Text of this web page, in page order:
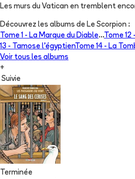
Les murs du Vatican en tremblent
Découvrez les albums de Le Scorpion :
Tome 1 - La Marque du Diable...Tome 12 -
13 -
Tamose l'égyptienTome 14 - La
Voir tous les albums
+
Suivie
Terminée